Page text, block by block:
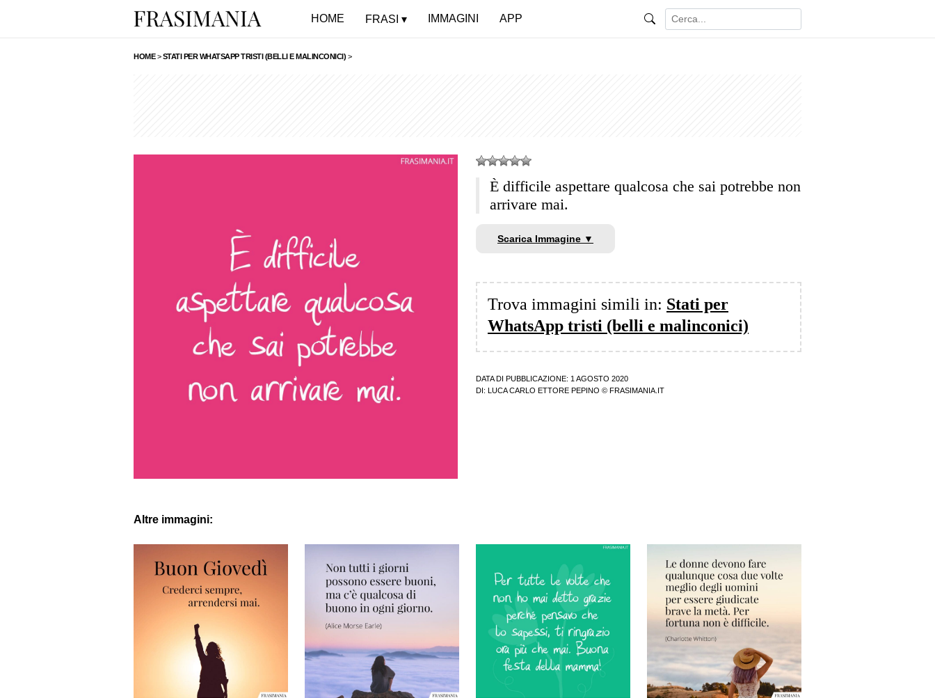
HOME FRASI IMMAGINI APP
HOME>STATI PER WHATSAPP TRISTI (BELLI E MALINCONICI) >
È difficile aspettare qualcosa che sai potrebbe non
arrivare mai.
Scarica Immagine ▼
Trova immagini simili in: Stati per
WhatsApp tristi (belli e malinconici)
DATA DI PUBBLICAZIONE: 1 AGOSTO 2020
DI:
LUCA CARLO ETTORE PEPINO © FRASIMANIA.IT
Altre immagini: